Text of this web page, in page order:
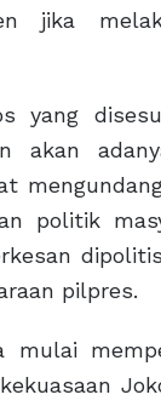
jika
yang
akan
politik
pilpres.